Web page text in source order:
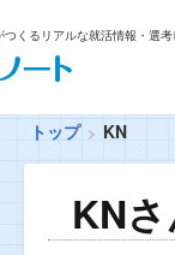
くるリアルな就活情報・選考
トップ KN
KN